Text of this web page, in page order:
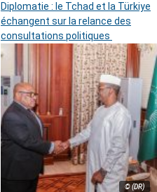
Diplomatie : le Tchad et la Türkiye
échangent sur la relance des
consultations politiques
© (DR)